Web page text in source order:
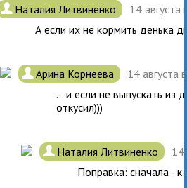
. Наталия Литвиненко
14
А если их не кормить денька
. Арина Корнеева
14 августа
... и если не выпускать из
откусил)))
. Наталия Литвиненко
14
Поправка: сначала -